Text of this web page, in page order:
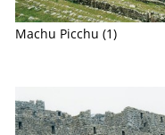
Machu Picchu (1)